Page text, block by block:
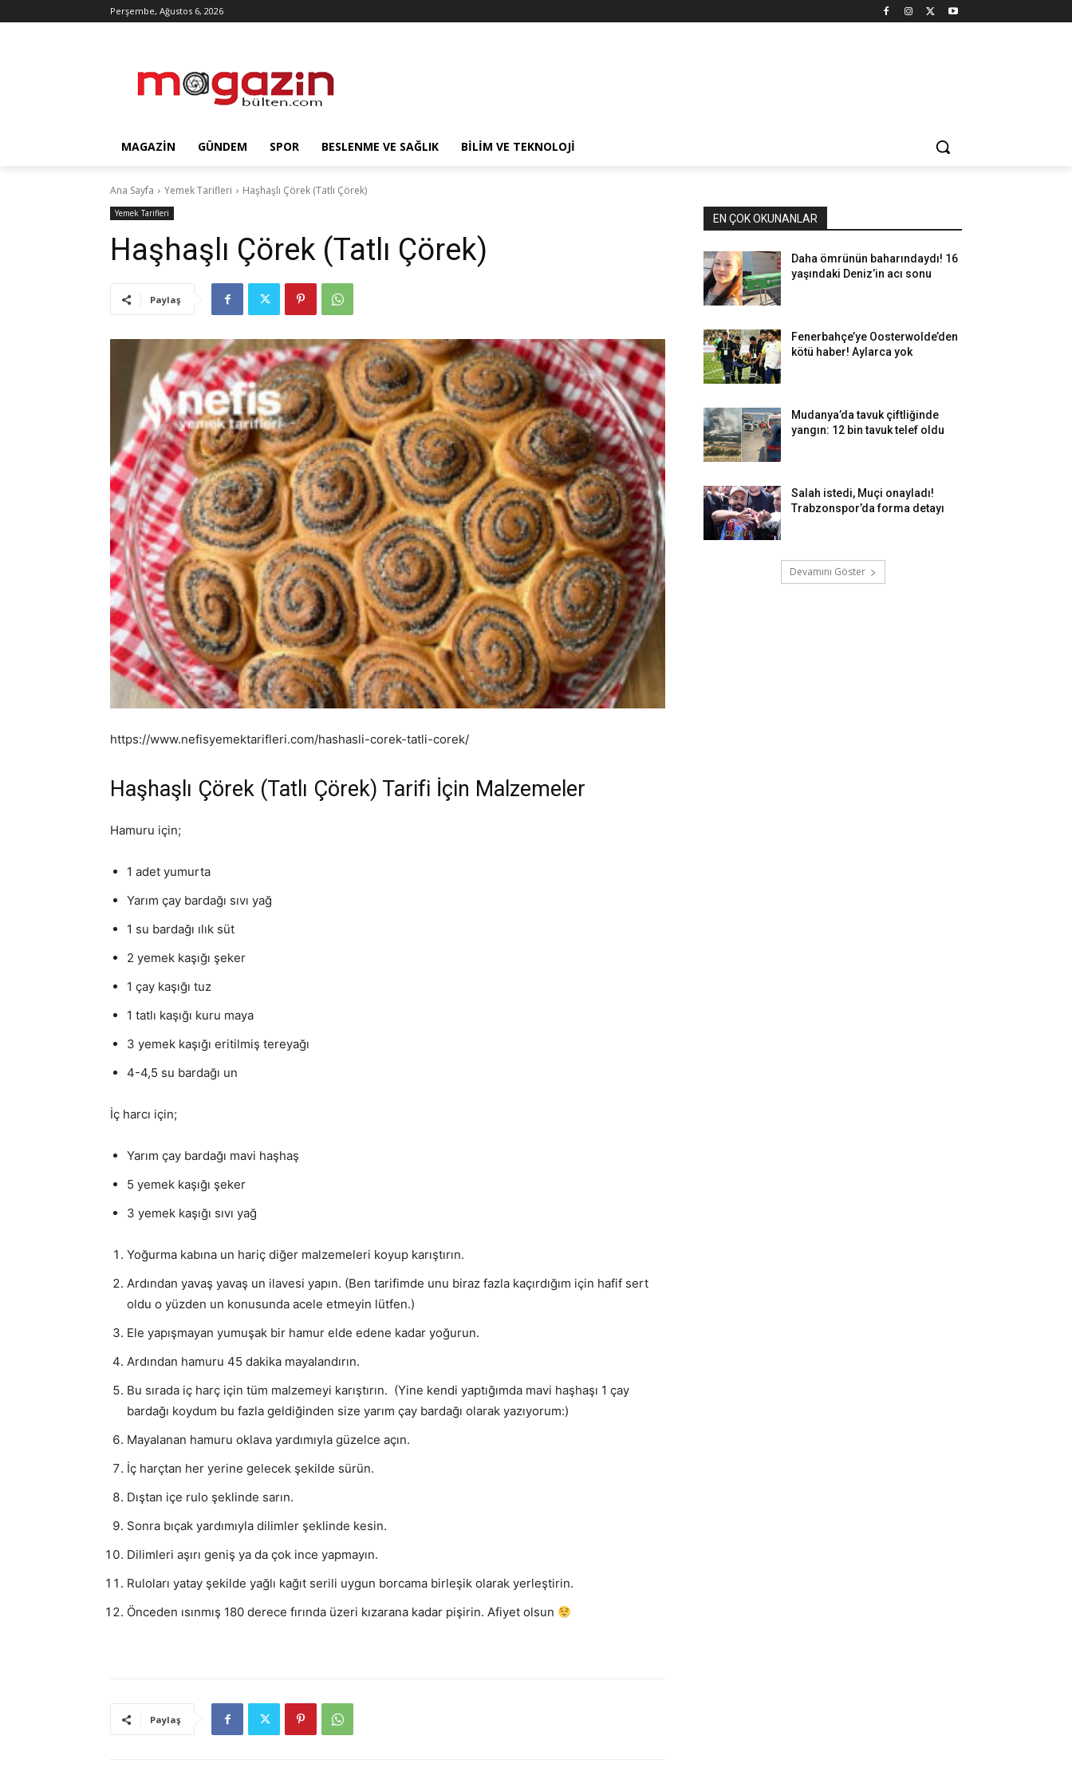
Perşembe, Ağustos 6, 2026
MAGAZIN GÜNDEM SPOR BESLENME VE SAĞLIK BILIM VE TEKNOLOJI
Ana Sayfa Yemek Tarifleri Haşhaşlı Çörek (Tatlı Çörek)
Yemek Tarifleri
Haşhaşlı Çörek (Tatlı Çörek)
Paylaş
https://www.nefisyemektarifleri.com/hashasli-corek-tatli-corek/
Haşhaşlı Çörek (Tatlı Çörek) Tarifi İçin Malzemeler
Hamuru için;
1 adet yumurta
Yarım çay bardağı sıvı yağ
1 su bardağı ılık süt
2 yemek kaşığı şeker
1 çay kaşığı tuz
1 tatlı kaşığı kuru maya
3 yemek kaşığı eritilmiş tereyağı
4-4,5 su bardağı un
İç harcı için;
Yarım çay bardağı mavi haşhaş
5 yemek kaşığı şeker
3 yemek kaşığı sıvı yağ
Yoğurma kabına un hariç diğer malzemeleri koyup karıştırın.
Ardından yavaş yavaş un ilavesi yapın. (Ben tarifimde unu biraz fazla kaçırdığım için hafif sert
oldu o yüzden un konusunda acele etmeyin lütfen.)
Ele yapışmayan yumuşak bir hamur elde edene kadar yoğurun.
Ardından hamuru 45 dakika mayalandırın.
Bu sırada iç harç için tüm malzemeyi karıştırın. (Yine kendi yaptığımda mavi haşhaşı 1 çay
bardağı koydum bu fazla geldiğinden size yarım çay bardağı olarak yazıyorum:)
Mayalanan hamuru oklava yardımıyla güzelce açın.
İç harçtan her yerine gelecek şekilde sürün.
Dıştan içe rulo şeklinde sarın.
Sonra bıçak yardımıyla dilimler şeklinde kesin.
Dilimleri aşırı geniş ya da çok ince yapmayın.
Ruloları yatay şekilde yağlı kağıt serili uygun borcama birleşik olarak yerleştirin.
Önceden ısınmış 180 derece fırında üzeri kızarana kadar pişirin. Afiyet olsun
Paylaş
EN ÇOK OKUNANLAR
Daha ömrünün baharındaydı! 16
yaşındaki Deniz’in acı sonu
Fenerbahçe’ye Oosterwolde’den
kötü haber! Aylarca yok
Mudanya’da tavuk çiftliğinde
yangın: 12 bin tavuk telef oldu
Salah istedi, Muçi onayladı!
Trabzonspor’da forma detayı
Devamını Göster